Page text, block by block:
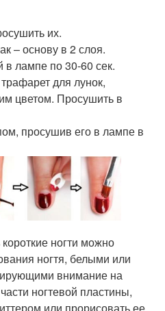
их.
– основу в 2 слоя.
лампе по 30-60 сек.
для лунок,
цветом. Просушить в
просушив его в лампе в
ногти можно
ногтя, белыми или
внимание на
ногтевой пластины,